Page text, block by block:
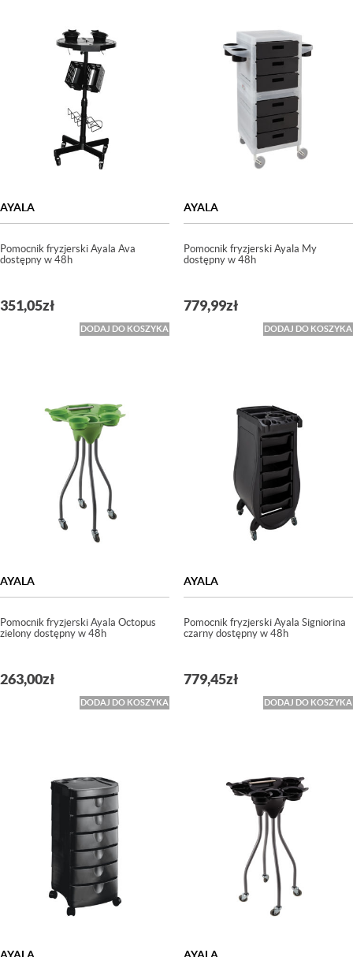
AYALA
Pomocnik fryzjerski Ayala Ava
dostępny w 48h
351,05zł
DODAJ DO KOSZYKA
AYALA
Pomocnik fryzjerski Ayala My
dostępny w 48h
779,99zł
DODAJ DO KOSZYKA
AYALA
Pomocnik fryzjerski Ayala Octopus
zielony dostępny w 48h
263,00zł
DODAJ DO KOSZYKA
AYALA
Pomocnik fryzjerski Ayala Signiorina
czarny dostępny w 48h
779,45zł
DODAJ DO KOSZYKA
AYALA AYALA